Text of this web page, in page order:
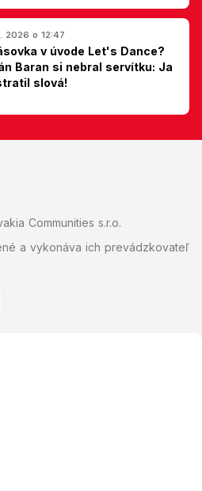
2026 o 12:47
v úvode Let's Dance?
Baran si nebral servítku: Ja
slová!
Communities s.r.o.
a vykonáva ich prevádzkovateľ